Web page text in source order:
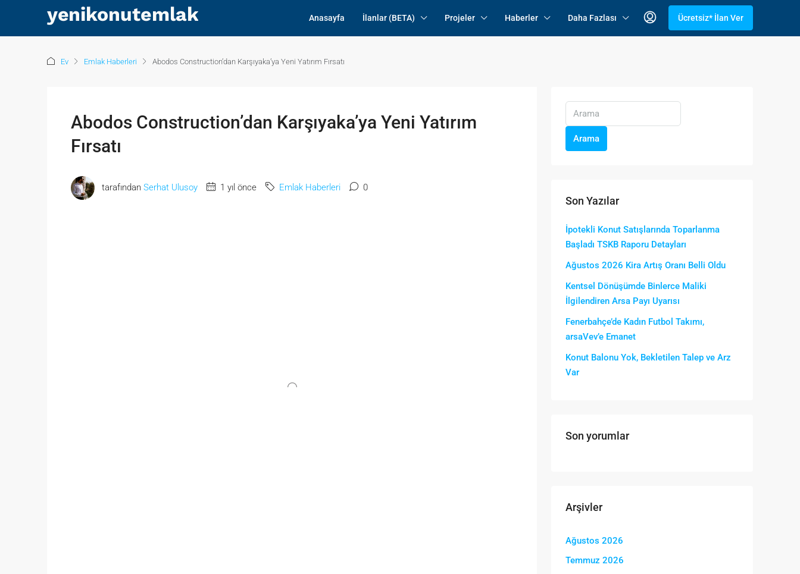
Anasayfa İlanlar (BETA) Projeler Haberler Daha Fazlası Ücretsiz* İlan Ver
Ev Emlak Haberleri Abodos Construction’dan Karşıyaka’ya Yeni Yatırım Fırsatı
Abodos Construction’dan Karşıyaka’ya Yeni Yatırım
Fırsatı
tarafından Serhat Ulusoy 1 yıl önce Emlak Haberleri 0
Arama
Son Yazılar
İpotekli Konut Satışlarında Toparlanma
Başladı TSKB Raporu Detayları
Ağustos 2026 Kira Artış Oranı Belli Oldu
Kentsel Dönüşümde Binlerce Maliki
İlgilendiren Arsa Payı Uyarısı
Fenerbahçe’de Kadın Futbol Takımı,
arsaVev’e Emanet
Konut Balonu Yok, Bekletilen Talep ve Arz
Var
Son yorumlar
Arşivler
Ağustos 2026
Temmuz 2026